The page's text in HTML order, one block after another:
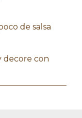
de salsa
decore con